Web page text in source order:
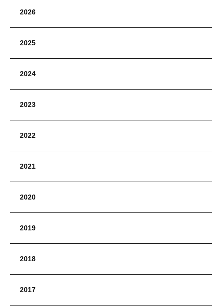
2026
2025
2024
2023
2022
2021
2020
2019
2018
2017